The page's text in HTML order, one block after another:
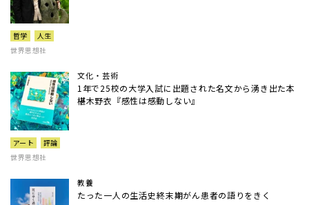
哲学
人生
世界思想社
文化・芸術
1年で25校の大学入試に出題された名文から湧き出た本 ――
椹木野衣『感性は感動しない』
アート
評論
世界思想社
教養
たった一人の生活史――終末期がん患者の語りをきく